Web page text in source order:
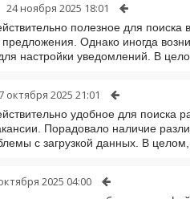
24 ноября 2025 18:01
полезное для
Однако иногда
настройки уведомлений. В
октября 2025 21:01
удобное для поиска
Порадовало наличие
с загрузкой данных. В
2025 04:00